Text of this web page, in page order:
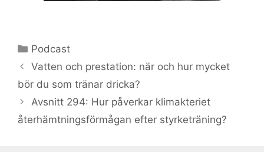
Kategorier
Podcast
Vatten och prestation: när och hur mycket
bör du som tränar dricka?
Avsnitt 294: Hur påverkar klimakteriet
återhämtningsförmågan efter styrketräning?